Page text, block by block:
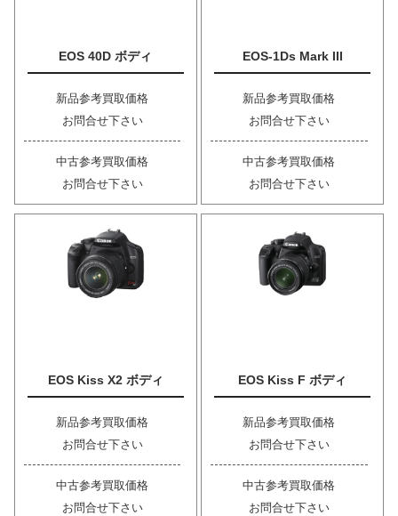
EOS 40D ボディ
新品参考買取価格
お問合せ下さい
中古参考買取価格
お問合せ下さい
EOS-1Ds Mark III
新品参考買取価格
お問合せ下さい
中古参考買取価格
お問合せ下さい
EOS Kiss X2 ボディ
新品参考買取価格
お問合せ下さい
中古参考買取価格
お問合せ下さい
EOS Kiss F ボディ
新品参考買取価格
お問合せ下さい
中古参考買取価格
お問合せ下さい